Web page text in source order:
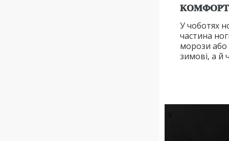
КОМФОРТ
У чоботях
частина
морози або
зимові, а й